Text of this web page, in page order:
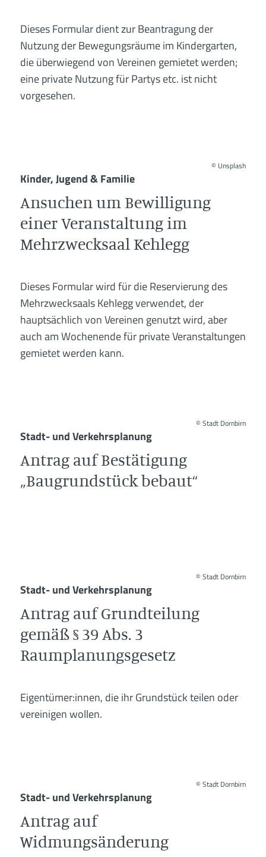
Dieses Formular dient zur Beantragung der
Nutzung der Bewegungsräume im Kindergarten,
die überwiegend von Vereinen gemietet werden;
eine private Nutzung für Partys etc. ist nicht
vorgesehen.
© Unsplash
Kinder, Jugend & Familie
Ansuchen um Bewilligung
einer Veranstaltung im
Mehrzwecksaal Kehlegg
Dieses Formular wird für die Reservierung des
Mehrzwecksaals Kehlegg verwendet, der
hauptsächlich von Vereinen genutzt wird, aber
auch am Wochenende für private Veranstaltungen
gemietet werden kann.
©Stadt Dornbirn
Stadt- und Verkehrsplanung
Antrag auf Bestätigung
„Baugrundstück bebaut“
©Stadt Dornbirn
Stadt- und Verkehrsplanung
Antrag auf Grundteilung
gemäß § 39 Abs. 3
Raumplanungsgesetz
Eigentümer:innen, die ihr Grundstück teilen oder
vereinigen wollen.
©Stadt Dornbirn
Stadt- und Verkehrsplanung
Antrag auf
Widmungsänderung